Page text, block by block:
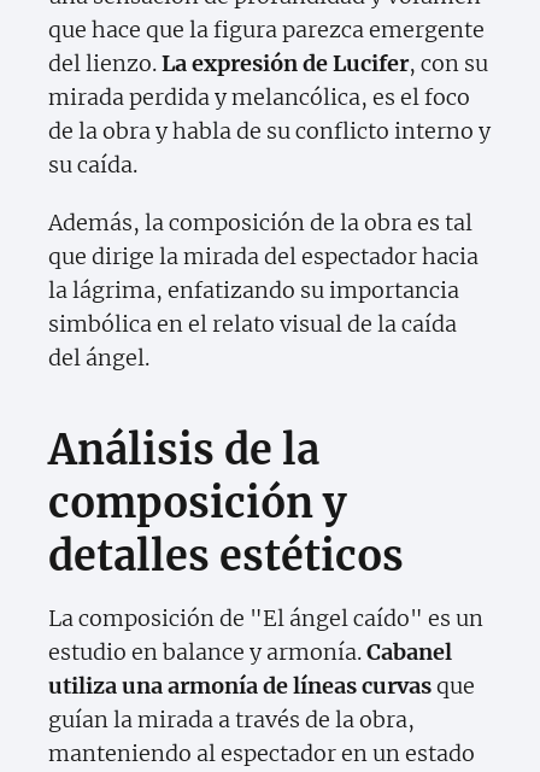
que hace que la figura parezca emergente
del lienzo.La expresión de Lucifer, con su
mirada perdida y melancólica, es el foco
de la obra y habla de su conflicto interno y
su caída.
Además, la composición de la obra es tal
que dirige la mirada del espectador hacia
la lágrima, enfatizando su importancia
simbólica en el relato visual de la caída
del ángel.
Análisis de la
composición y
detalles estéticos
La composición de "El ángel caído" es un
estudio en balance y armonía.Cabanel
utiliza una armonía de líneas curvasque
guían la mirada a través de la obra,
manteniendo al espectador en un estado